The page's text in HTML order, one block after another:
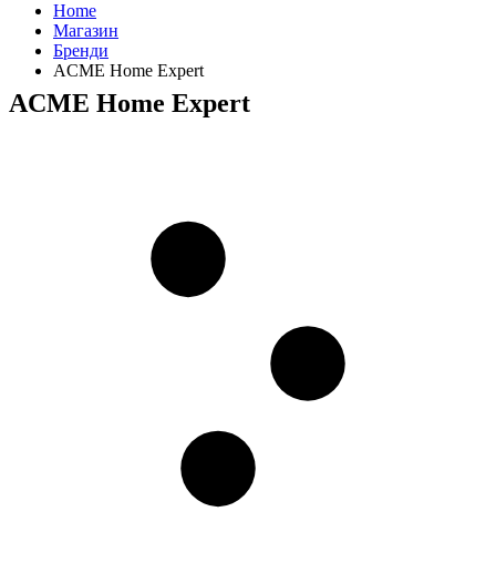
Home
Магазин
Бренди
ACME Home Expert
ACME Home Expert